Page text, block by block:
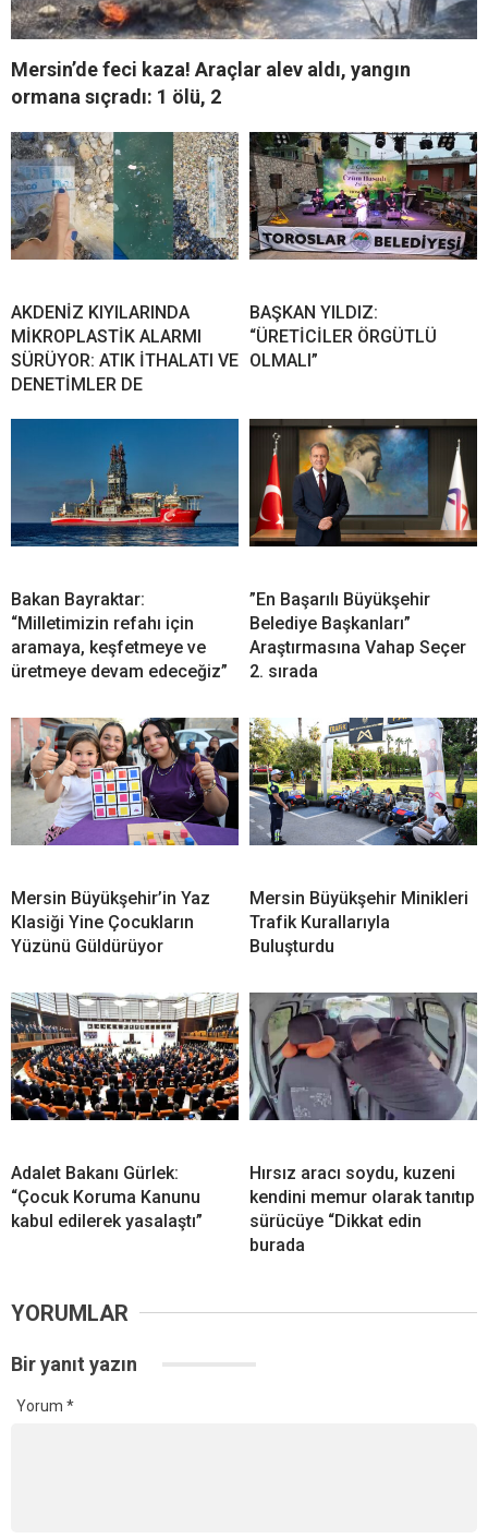
Mersin’de feci kaza! Araçlar alev aldı, yangın
ormana sıçradı: 1 ölü, 2
AKDENİZ KIYILARINDA
MİKROPLASTİK ALARMI
SÜRÜYOR: ATIK İTHALATI VE
DENETİMLER DE
BAŞKAN YILDIZ:
“ÜRETİCİLER ÖRGÜTLÜ
OLMALI”
Bakan Bayraktar:
“Milletimizin refahı için
aramaya, keşfetmeye ve
üretmeye devam edeceğiz”
”En Başarılı Büyükşehir
Belediye Başkanları”
Araştırmasına Vahap Seçer
2. sırada
Mersin Büyükşehir’in Yaz
Klasiği Yine Çocukların
Yüzünü Güldürüyor
Mersin Büyükşehir Minikleri
Trafik Kurallarıyla
Buluşturdu
Adalet Bakanı Gürlek:
“Çocuk Koruma Kanunu
kabul edilerek yasalaştı”
Hırsız aracı soydu, kuzeni
kendini memur olarak tanıtıp
sürücüye “Dikkat edin
burada
YORUMLAR
Bir yanıt yazın
Yorum *